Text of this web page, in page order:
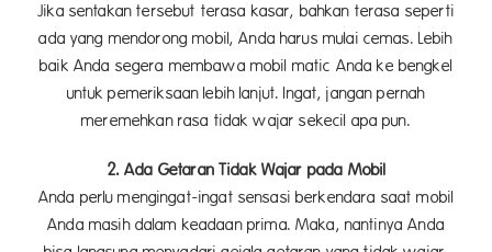
Jika sentakan tersebut terasa kasar, bahkan terasa seperti
ada yang mendorong mobil, Anda harus mulai cemas. Lebih
baik Anda segera membawa mobil matic Anda ke bengkel
untuk pemeriksaan lebih lanjut. Ingat, jangan pernah
meremehkan rasa tidak wajar sekecil apa pun.
2. Ada Getaran Tidak Wajar pada Mobil
Anda perlu mengingat-ingat sensasi berkendara saat mobil
Anda masih dalam keadaan prima. Maka, nantinya Anda